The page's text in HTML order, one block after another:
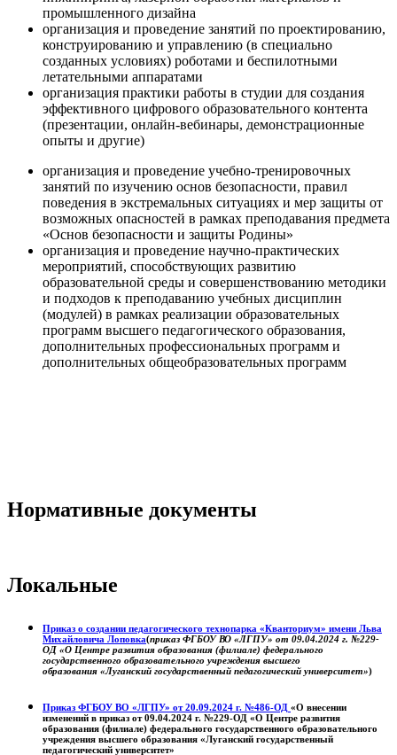
промышленного дизайна
организация и проведение занятий по проектированию,
конструированию и управлению (в специально
созданных условиях) роботами и беспилотными
летательными аппаратами
организация практики работы в студии для создания
эффективного цифрового образовательного контента
(презентации, онлайн-вебинары, демонстрационные
опыты и другие)
организация и проведение учебно-тренировочных
занятий по изучению основ безопасности, правил
поведения в экстремальных ситуациях и мер защиты от
возможных опасностей в рамках преподавания предмета
«Основ безопасности и защиты Родины»
организация и проведение научно-практических
мероприятий, способствующих развитию
образовательной среды и совершенствованию методики
и подходов к преподаванию учебных дисциплин
(модулей) в рамках реализации образовательных
программ высшего педагогического образования,
дополнительных профессиональных программ и
дополнительных общеобразовательных программ
Нормативные документы
Локальные
Приказ о создании педагогического технопарка «Кванториум» имени Льва
Михайловича Лоповка(приказ ФГБОУ ВО «ЛГПУ» от 09.04.2024 г. №229-
ОД «О Центре развития образования (филиале) федерального
государственного образовательного учреждения высшего
образования «Луганский государственный педагогический университет»)
Приказ ФГБОУ ВО «ЛГПУ» от 20.09.2024 г. №486-ОД «О внесении
изменений в приказ от 09.04.2024 г. №229-ОД «О Центре развития
образования (филиале) федерального государственного образовательного
учреждения высшего образования «Луганский государственный
педагогический университет»